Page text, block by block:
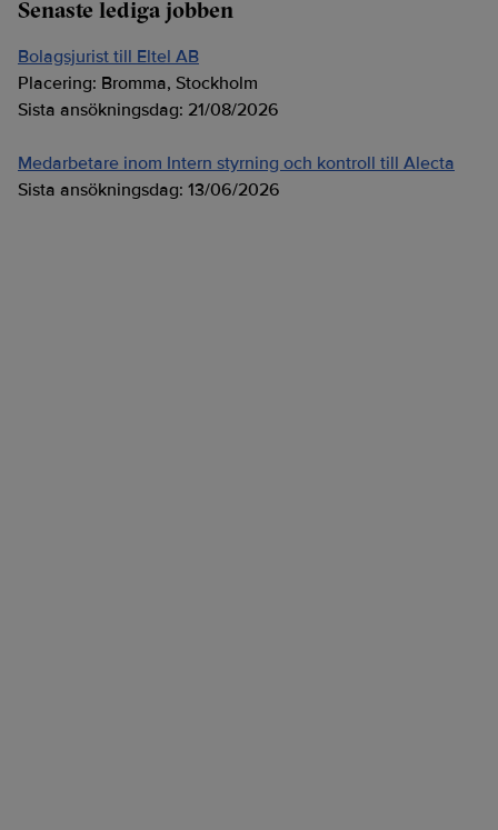
Senaste lediga jobben
Bolagsjurist till Eltel AB
Placering: Bromma, Stockholm
Sista ansökningsdag: 21/08/2026
Medarbetare inom Intern styrning och kontroll till Alecta
Sista ansökningsdag: 13/06/2026